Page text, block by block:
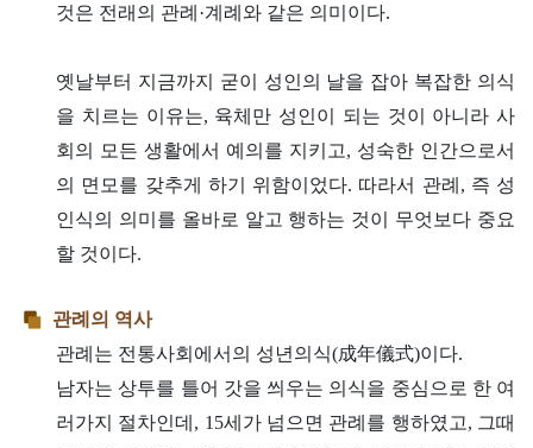
것은 전래의 관례·계례와 같은 의미이다.
옛날부터 지금까지 굳이 성인의 날을 잡아 복잡한 의식
을 치르는 이유는, 육체만 성인이 되는 것이 아니라 사
회의 모든 생활에서 예의를 지키고, 성숙한 인간으로서
의 면모를 갖추게 하기 위함이었다. 따라서 관례, 즉 성
인식의 의미를 올바로 알고 행하는 것이 무엇보다 중요
할 것이다.
관례의 역사
관례는 전통사회에서의 성년의식(成年儀式)이다.
남자는 상투를 틀어 갓을 씌우는 의식을 중심으로 한 여
러가지 절차인데, 15세가 넘으면 관례를 행하였고, 그때